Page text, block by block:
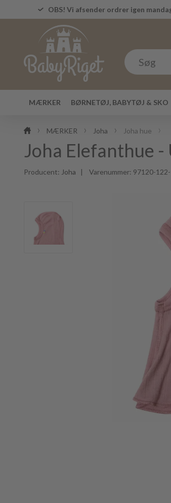
OBS! Vi afsender ordrer igen
MÆRKER BØRNETØJ, BABYTØJ & SKO
MÆRKER Joha Joha hue
Joha Elefanthue -
Producent: Joha | Varenummer: 97120-